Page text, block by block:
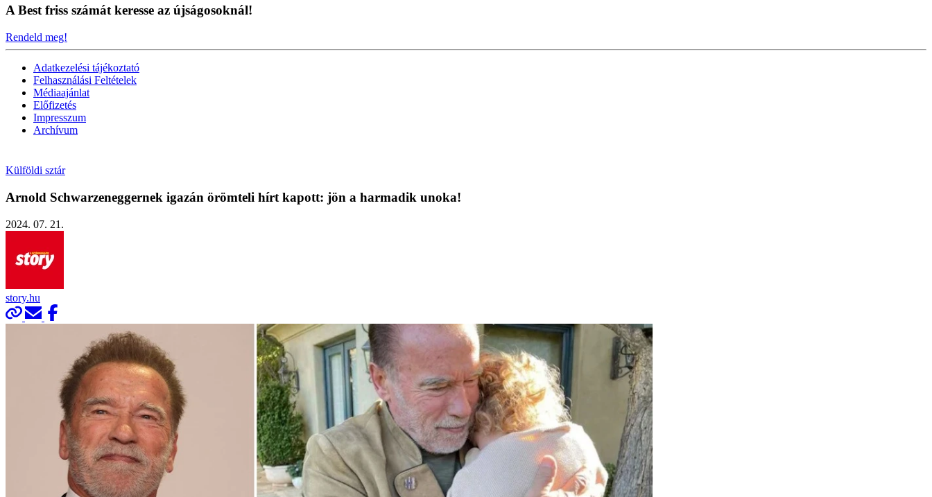
A Best friss számát keresse az újságosoknál!
Rendeld meg!
Adatkezelési tájékoztató
Felhasználási Feltételek
Médiaajánlat
Előfizetés
Impresszum
Archívum
Külföldi sztár
Arnold Schwarzeneggernek igazán örömteli hírt kapott: jön a harmadik unoka!
2024. 07. 21.
story.hu